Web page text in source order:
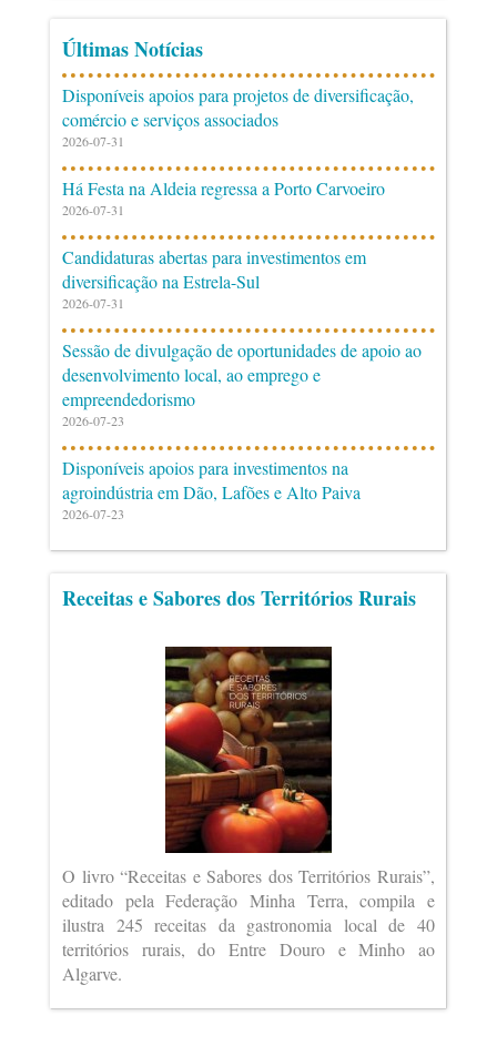
Últimas Notícias
Disponíveis apoios para projetos de diversificação,
comércio e serviços associados
2026-07-31
Há Festa na Aldeia regressa a Porto Carvoeiro
2026-07-31
Candidaturas abertas para investimentos em
diversificação na Estrela-Sul
2026-07-31
Sessão de divulgação de oportunidades de apoio ao
desenvolvimento local, ao emprego e
empreendedorismo
2026-07-23
Disponíveis apoios para investimentos na
agroindústria em Dão, Lafões e Alto Paiva
2026-07-23
Receitas e Sabores dos Territórios Rurais
O livro “Receitas e Sabores dos Territórios Rurais”,
editado pela Federação Minha Terra, compila e
ilustra 245 receitas da gastronomia local de 40
territórios rurais, do Entre Douro e Minho ao
Algarve.